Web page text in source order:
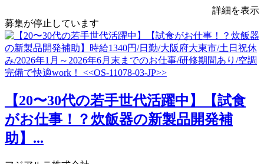
詳細を表示
募集が停止しています
【20〜30代の若手世代活躍中】【試食
がお仕事！？炊飯器の新製品開発補
助】...